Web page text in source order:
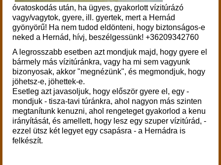
óvatoskodás után, ha ügyes, gyakorlott vízitúrázó
vagy/vagytok, gyere, ill. gyertek, mert a Hernád
gyönyörű! Ha nem tudod eldönteni, hogy biztonságos-e
neked a Hernád, hívj, beszélgessünk! +36209342760
A legrosszabb esetben azt mondjuk majd, hogy gyere el
bármely más vízitúránkra, vagy ha mi sem vagyunk
bizonyosak, akkor "megnézünk", és megmondjuk, hogy
jöhetsz-e, jöhettek-e.
Esetleg azt javasoljuk, hogy először gyere el, egy -
mondjuk - tisza-tavi túránkra, ahol nagyon más szinten
megtanítunk kenuzni, ahol rengeteget gyakorlod a kenu
irányítását, és amellett, hogy lesz egy szuper vízitúrád, -
ezzel ütsz két legyet egy csapásra - a Hernádra is
felkészít.